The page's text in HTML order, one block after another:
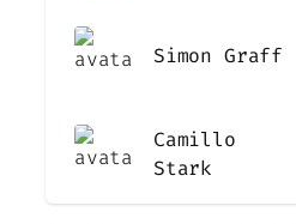
Simon Graff
Camillo
Stark